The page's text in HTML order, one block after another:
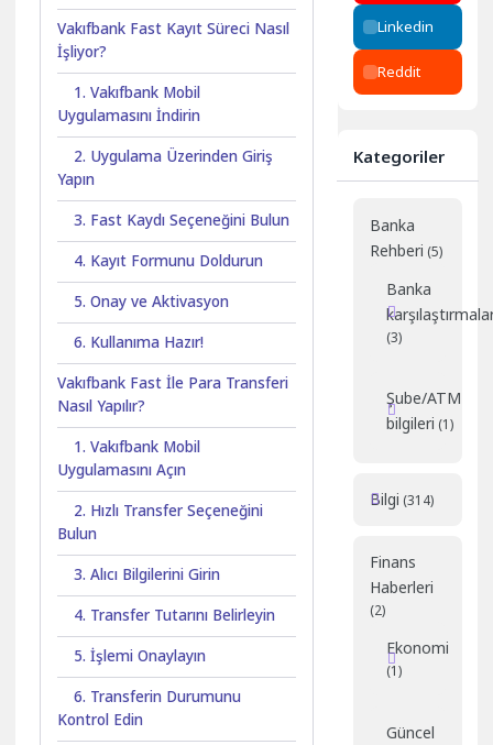
Vakıfbank Fast Kayıt Süreci Nasıl
İşliyor?
1. Vakıfbank Mobil
Uygulamasını İndirin
2. Uygulama Üzerinden Giriş
Yapın
3. Fast Kaydı Seçeneğini Bulun
4. Kayıt Formunu Doldurun
5. Onay ve Aktivasyon
6. Kullanıma Hazır!
Vakıfbank Fast İle Para Transferi
Nasıl Yapılır?
1. Vakıfbank Mobil
Uygulamasını Açın
2. Hızlı Transfer Seçeneğini
Bulun
3. Alıcı Bilgilerini Girin
4. Transfer Tutarını Belirleyin
5. İşlemi Onaylayın
6. Transferin Durumunu
Kontrol Edin
Linkedin
Reddit
Kategoriler
Banka
Rehberi (5)
Banka
(3)
Şube/ATM
bilgileri (1)
Bilgi (314)
Finans
Haberleri
(2)
Ekonomi
(1)
Güncel